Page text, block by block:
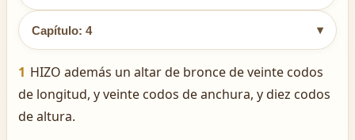
Capítulo: 4 ▾
1 HIZO además un altar de bronce de veinte codos
de longitud, y veinte codos de anchura, y diez codos
de altura.